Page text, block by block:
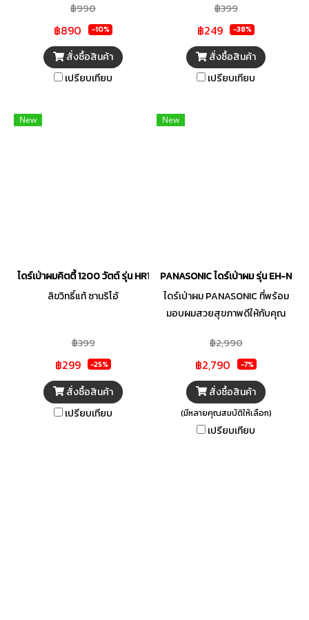
฿990
฿890 -10%
สั่งซื้อสินค้า
เปรียบเทียบ
฿399
฿249 -38%
สั่งซื้อสินค้า
เปรียบเทียบ
New
ไดร์เป่าผมคิตตี้ 1200 วัตต์ รุ่น HR1202 สีชมพู
ลิขวิทธิ์แท้ ซานริโอ้
฿399
฿299 -25%
สั่งซื้อสินค้า
เปรียบเทียบ
New
PANASONIC ไดร์เป่าผม รุ่น EH-
ไดร์เป่าผม PANASONIC ที่พร้อม
มอบผมสวยสุขภาพดีให้กับคุณ
ธรรมชาติ และเงางามอย่างที่คุณ
ต้องการ ด้วยระบบการทำงานที่
ช่วยให้ผมแห้งเร็วขึ้น ด้วยความ
สามารถในการปรับแต่งการเป่าผม
ให้เหมาะสมกับสภาพเส้นผม และ
ความต้องการได้อย่างดี ไดร์เป่า
฿2,990
฿2,790 -7%
สั่งซื้อสินค้า
(มีหลายคุณสมบัติให้เลือก)
เปรียบเทียบ